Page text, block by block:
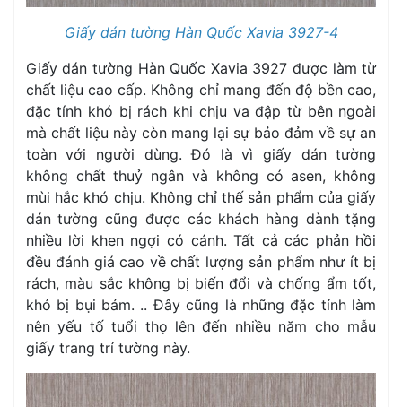
Giấy dán tường Hàn Quốc Xavia 3927-4
Giấy dán tường Hàn Quốc Xavia 3927 được làm từ
chất liệu cao cấp. Không chỉ mang đến độ bền cao,
đặc tính khó bị rách khi chịu va đập từ bên ngoài
mà chất liệu này còn mang lại sự bảo đảm về sự an
toàn với người dùng. Đó là vì giấy dán tường
không chất thuỷ ngân và không có asen, không
mùi hắc khó chịu. Không chỉ thế sản phẩm của giấy
dán tường cũng được các khách hàng dành tặng
nhiều lời khen ngợi có cánh. Tất cả các phản hồi
đều đánh giá cao về chất lượng sản phẩm như ít bị
rách, màu sắc không bị biến đổi và chống ẩm tốt,
khó bị bụi bám. .. Đây cũng là những đặc tính làm
nên yếu tố tuổi thọ lên đến nhiều năm cho mẫu
giấy trang trí tường này.